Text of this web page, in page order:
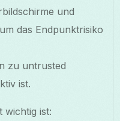
und
das Endpunktrisiko
zu untrusted
ist.
wichtig ist: